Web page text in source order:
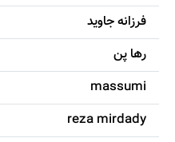
فرزانه جاويد
رها پن
massumi
reza mirdady